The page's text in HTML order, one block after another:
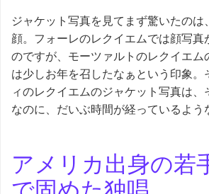
ジャケット写真を見てまず驚いたのは
顔。フォーレのレクイエムでは顔写真
のですが、モーツァルトのレクイエ
は少しお年を召したなぁという印象
ィのレクイエムのジャケット写真は
なのに、だいぶ時間が経っているよう
アメリカ出身の若